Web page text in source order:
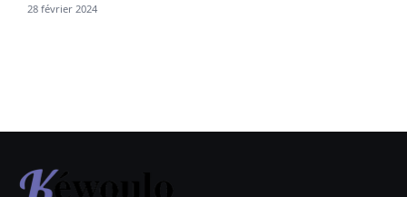
28 février 2024